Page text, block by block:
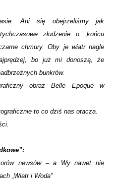
Ani się obejrzeliśmy jak
złudzenie o „końcu
chmury. Oby je wiatr nagle
bo już mi donoszą, że
bunkrów.
obraz Belle Epoque w
to co dziś nas otacza.
newsów – a Wy nawet nie
„Wiatr i Woda”